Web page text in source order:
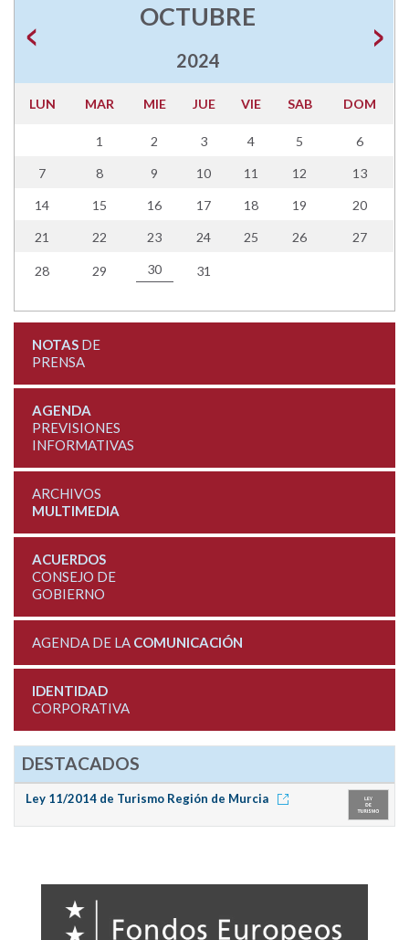
OCTUBRE
2024
LUN MAR MIE JUE VIE SAB DOM
1 2 3 4 5 6
7 8 9 10 11 12 13
14 15 16 17 18 19 20
21 22 23 24 25 26 27
28 29 30 31
NOTASDE
PRENSA
AGENDA
PREVISIONES
INFORMATIVAS
ARCHIVOS
MULTIMEDIA
ACUERDOS
CONSEJO DE
GOBIERNO
AGENDA DE LA COMUNICACIÓN
IDENTIDAD
CORPORATIVA
DESTACADOS
Ley 11/2014 de Turismo Región de Murcia